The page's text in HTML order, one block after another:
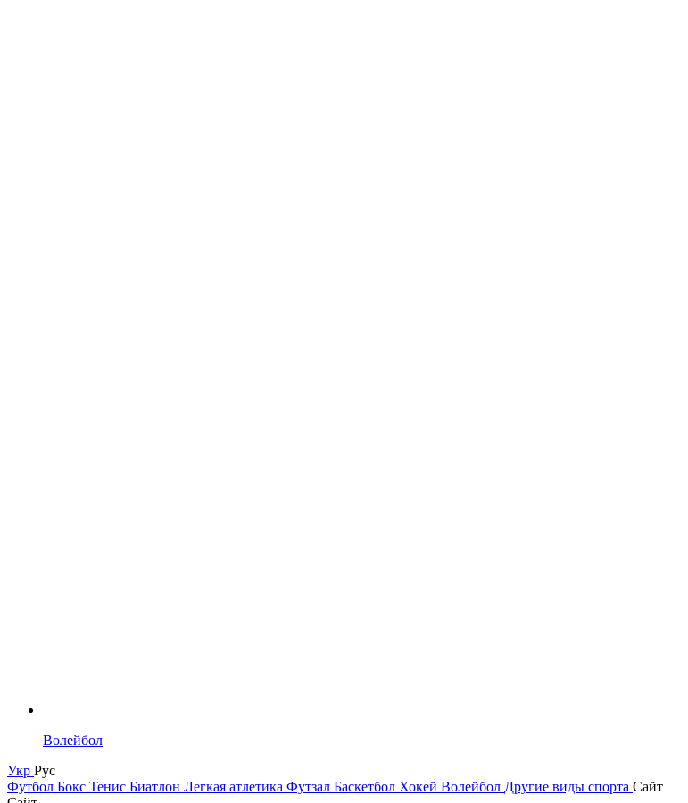
Волейбол
Укр Рус
Футбол Бокс Тенис Биатлон Легкая атлетика Футзал Баскетбол Хокей Волейбол Другие виды спорта Сайт